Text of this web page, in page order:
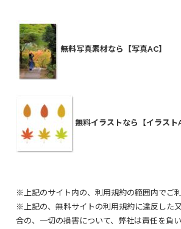
無料写真素材なら【写真AC】
無料イラストなら【イラスト
※上記のサイト内の、利用規約の範囲内でご利
※上記の、無料サイトの利用規約に違反した
合の、一切の損害について、弊社は責任を負い